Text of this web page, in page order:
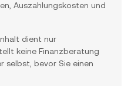
Auszahlungskosten und
dient nur
keine Finanzberatung
selbst, bevor Sie einen